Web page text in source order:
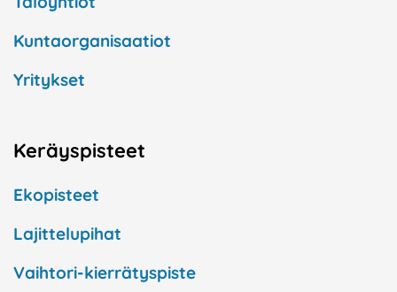
Kuntaorganisaatiot
Yritykset
Keräyspisteet
Ekopisteet
Lajittelupihat
Vaihtori-kierrätyspiste